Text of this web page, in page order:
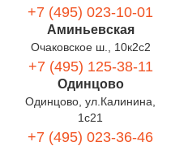
+7 (495) 023-10-01
Аминьевская
Очаковское ш., 10к2с2
+7 (495) 125-38-11
Одинцово
Одинцово, ул.Калинина,
1с21
+7 (495) 023-36-46